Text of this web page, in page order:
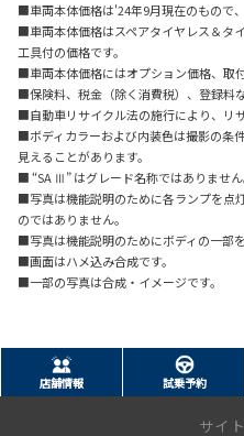
■車両本体価格は'24年9月現在のもので
■車両本体価格はスペアタイヤレス＆タ
工具付の価格です。
■車両本体価格にはオプション価格、取
■保険料、税金（除く消費税）、登録料
■自動車リサイクル法の施行により、リ
■ボディカラーおよび内装色は撮影の条
見えることがあります。
■ “SA Ⅲ” はグレード名称ではありません
■写真は機能説明のために各ランプを点
のではありません。
■写真は機能説明のためにボディの一部
■画面はハメ込み合成です。
■一部の写真は合成・イメージです。
店舗情報 試乗予約
サイ